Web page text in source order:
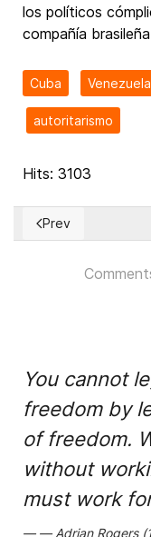
los políticos
compañía
Cuba Venezuela
autoritarismo
Hits: 3103
Previous article:
Prev
You cannot
freedom by
of freedom.
without
must work
Adrian Rogers